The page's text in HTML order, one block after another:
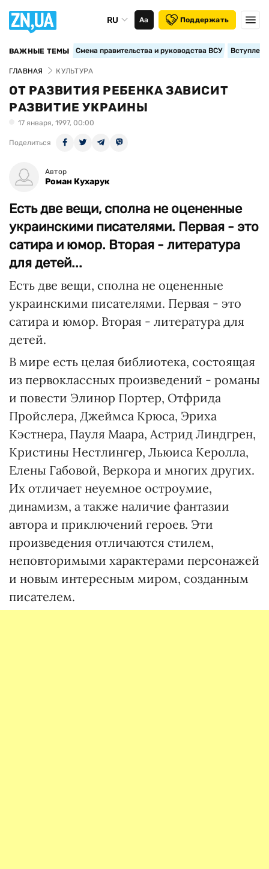
RU Аа Поддержать
ВАЖНЫЕ ТЕМЫ Смена правительства и руководства ВСУ
ГЛАВНАЯ КУЛЬТУРА
ОТ РАЗВИТИЯ РЕБЕНКА ЗАВИСИТ
РАЗВИТИЕ УКРАИНЫ
17 января, 1997, 00:00
Поделиться
Автор
Роман Кухарук
Есть две вещи, сполна не оцененные
украинскими писателями. Первая - это
сатира и юмор. Вторая - литература
для детей...
Есть две вещи, сполна не оцененные
украинскими писателями. Первая - это
сатира и юмор. Вторая - литература для
детей.
В мире есть целая библиотека, состоящая
из первоклассных произведений - романы
и повести Элинор Портер, Отфрида
Пройслера, Джеймса Крюса, Эриха
Кэстнера, Пауля Маара, Астрид Линдгрен,
Кристины Нестлингер, Льюиса Керолла,
Елены Габовой, Веркора и многих других.
Их отличает неуемное остроумие,
динамизм, а также наличие фантазии
автора и приключений героев. Эти
произведения отличаются стилем,
неповторимыми характерами персонажей
и новым интересным миром, созданным
писателем.